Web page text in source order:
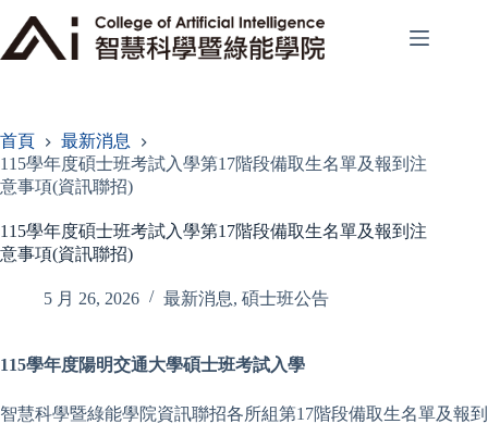
至
主
首頁
最新消息
115學年度碩士班考試入學第17階段備取生名單及報到注
意事項(資訊聯招)
115學年度碩士班考試入學第17階段備取生名單及報到注
意事項(資訊聯招)
5 月 26, 2026 最新消息, 碩士班公告
115學年度陽明交通大學碩士班考試入學
智慧科學暨綠能學院資訊聯招各所組第17階段備取生名單及報到